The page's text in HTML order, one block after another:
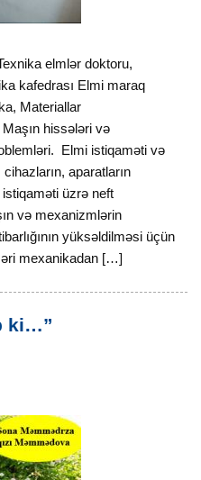
elmlər doktoru,
kafedrası Elmi maraq
Materiallar
hissələri və
Elmi istiqaməti və
aparatların
üzrə neft
və mexanizmlərin
yüksəldilməsi üçün
mexanikadan […]
ki…”